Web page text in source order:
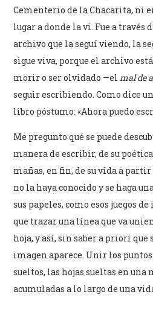
Cementerio de la Chacarita, ni
lugar a donde la vi. Fue a través
archivo que la seguí viendo, la
sigue viva, porque el archivo
morir o ser olvidado —elmal de
seguir escribiendo. Como dice
libro póstumo: «Ahora puedo
Me pregunto qué se puede
manera de escribir, de su
mañas, en fin, de su vida a
no la haya conocido y se haga
sus papeles, como esos juegos
que trazar una línea que va
hoja, y así, sin saber a priori que
imagen aparece. Unir los puntos
sueltos, las hojas sueltas en una
acumuladas a lo largo de una